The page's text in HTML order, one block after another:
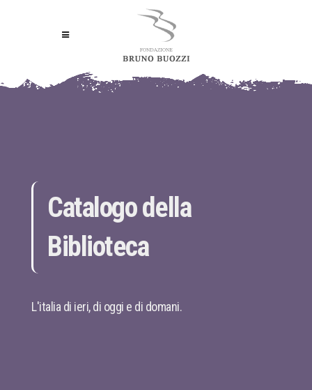
Catalogo della
Biblioteca
L'italia di ieri, di oggi e di domani.